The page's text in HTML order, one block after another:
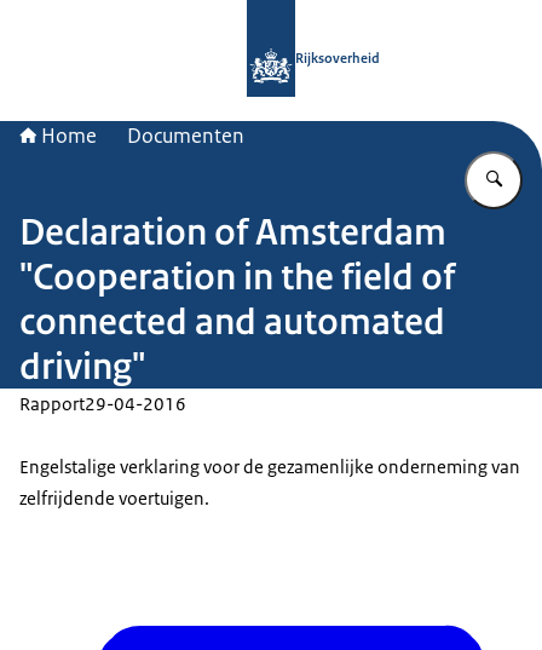
Rijksoverheid
Home Documenten
Declaration of Amsterdam
"Cooperation in the field of
connected and automated
driving"
Rapport29-04-2016
Engelstalige verklaring voor de gezamenlijke onderneming van
zelfrijdende voertuigen.